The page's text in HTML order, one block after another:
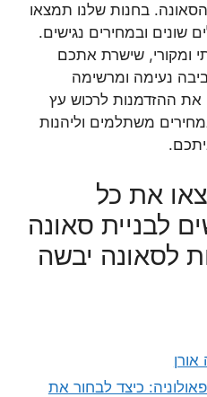
בחנות שלנו תמצאו
שונים ובמחירים נגישים.
ומקורי, שישרת אתכם
נעימה ומרשימה
ההזדמנות לרכוש עץ
משתלמים וליהנות
את כל
לבניית סאונה
לסאונה יבשה
כיצד לבחור את